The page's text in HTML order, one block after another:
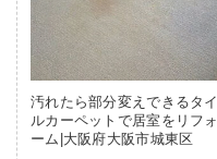
汚れたら部分変えできるタイ
ルカーペットで居室をリフォ
ーム|大阪府大阪市城東区